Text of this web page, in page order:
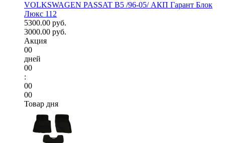
VOLKSWAGEN PASSAT B5 /96-05/ АКП Гарант Блок
Люкс 112
5300.00 руб.
3000.00 руб.
Акция
00
дней
00
:
00
00
Товар дня